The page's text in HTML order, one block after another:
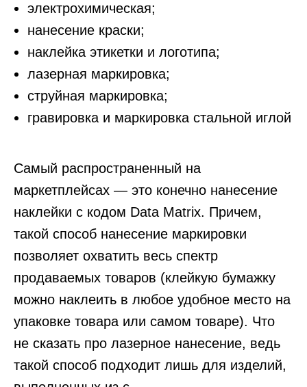
электрохимическая;
нанесение краски;
наклейка этикетки и логотипа;
лазерная маркировка;
струйная маркировка;
гравировка и маркировка стальной иглой
Самый распространенный на
маркетплейсах — это конечно нанесение
наклейки с кодом Data Matrix. Причем,
такой способ нанесение маркировки
позволяет охватить весь спектр
продаваемых товаров (клейкую бумажку
можно наклеить в любое удобное место на
упаковке товара или самом товаре). Что
не сказать про лазерное нанесение, ведь
такой способ подходит лишь для изделий,